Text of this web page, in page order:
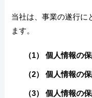
当社は、事業の遂行に
ます。
（1） 個人情報の
（2） 個人情報の
（3） 個人情報の